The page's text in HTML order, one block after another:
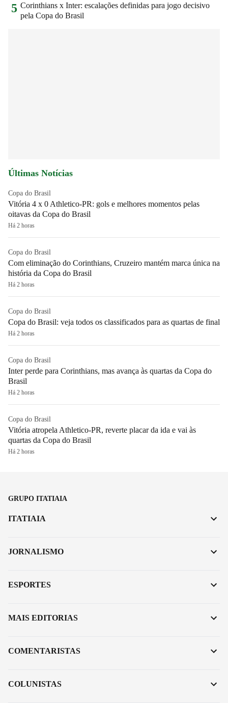
5 Corinthians x Inter: escalações definidas para jogo decisivo
pela Copa do Brasil
Últimas Notícias
Copa do Brasil
Vitória 4 x 0 Athletico-PR: gols e melhores momentos pelas
oitavas da Copa do Brasil
Há 2 horas
Copa do Brasil
Com eliminação do Corinthians, Cruzeiro mantém marca única na
história da Copa do Brasil
Há 2 horas
Copa do Brasil
Copa do Brasil: veja todos os classificados para as quartas de final
Há 2 horas
Copa do Brasil
Inter perde para Corinthians, mas avança às quartas da Copa do
Brasil
Há 2 horas
Copa do Brasil
Vitória atropela Athletico-PR, reverte placar da ida e vai às
quartas da Copa do Brasil
Há 2 horas
GRUPO ITATIAIA
ITATIAIA
JORNALISMO
ESPORTES
MAIS EDITORIAS
COMENTARISTAS
COLUNISTAS